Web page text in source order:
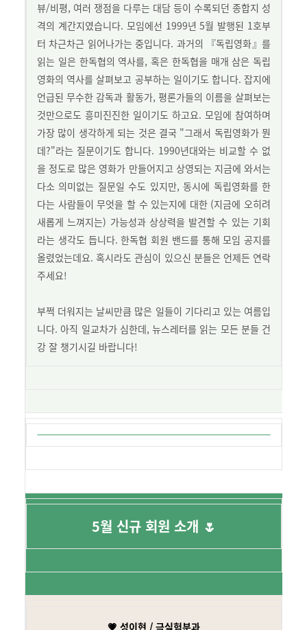
뷰/비평, 여러 쟁점을 다루는 대담 등이 수록되던 종합지 성
격의 계간지였습니다. 모임에선 1999년 5월 발행된 1호부
터 차근차근 읽어나가는 중입니다. 과거의 『독립영화』를
읽는 일은 한독협의 역사를, 혹은 한독협을 매개 삼은 독립
영화의 역사를 살펴보고 공부하는 일이기도 합니다. 잡지에
언급된 무수한 감독과 활동가, 평론가들의 이름을 살펴보는
것만으로도 흥미진진한 일이기도 하고요. 모임에 참여하며
가장 많이 생각하게 되는 것은 결국 "그래서 독립영화가 뭔
데?"라는 질문이기도 합니다. 1990년대와는 비교할 수 없
을 정도로 많은 영화가 만들어지고 상영되는 지금에 와서는
다소 의미없는 질문일 수도 있지만, 동시에 독립영화를 한
다는 사람들이 무엇을 할 수 있는지에 대한 (지금에 오히려
새롭게 느껴지는) 가능성과 상상력을 발견할 수 있는 기회
라는 생각도 듭니다. 한독협 회원 밴드를 통해 모임 공지를
올렸었는데요. 혹시라도 관심이 있으신 분들은 언제든 연락
주세요!
부쩍 더워지는 날씨만큼 많은 일들이 기다리고 있는 여름입
니다. 아직 일교차가 심한데, 뉴스레터를 읽는 모든 분들 건
강 잘 챙기시길 바랍니다!
5월 신규 회원 소개 🌷
💗 성이현 / 극실험분과